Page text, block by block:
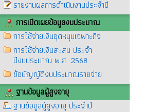
รายงานผลการดำเนินงานประจำปี
การเปิดเผยข้อมูลงบประมาณ
การใช้จ่ายเงินอุดหนุนเฉพาะกิจ
การใช้จ่ายเงินสะสม ประจำ
ปีงบประมาณ พ.ศ. 2568
ข้อบัญญัติงบประมาณรายจ่าย
ฐานข้อมูลผู้สูงอายุ
ฐานข้อมูลผู้สูงอายุ ประจำปี